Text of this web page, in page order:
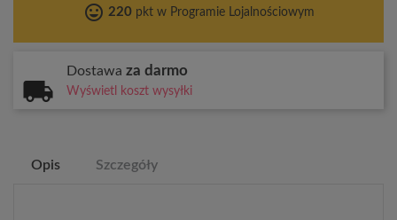
tag_faces 220pkt w Programie Lojalnościowym
Dostawa za darmo
Wyświetl koszt wysyłki
Opis Szczegóły